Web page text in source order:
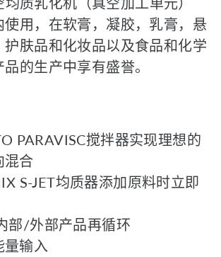
使用，在软膏，凝胶，乳膏，悬
护肤品和化妆品以及食品和化学
的生产中享有盛誉。
PARAVISC搅拌器实现理想的
混合
S-JET均质器添加原料时立即
部/外部产品再循环
量输入